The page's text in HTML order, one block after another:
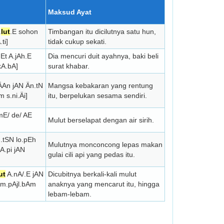
Maksud Ayat
lut .E sohon
Timbangan itu dicilutnya satu hun,
tidak cukup sekati.
A.jAh.E
Dia mencuri duit ayahnya, baki beli
surat khabar.
jAN Än.tN
s.ni.Äi]
Mangsa kebakaran yang rentung
itu, berpelukan sesama sendiri.
de/ AE
Mulut berselapat dengan air sirih.
lo.pEh
A.pi jAN
Mulutnya monconcong lepas makan
gulai cili api yang pedas itu.
A.nA/.E jAN
Dicubitnya berkali-kali mulut
anaknya yang mencarut itu, hingga
lebam-lebam.